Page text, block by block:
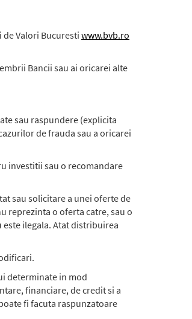
de Valori Bucurestiwww.bvb.ro
Bancii sau ai oricarei alte
sau raspundere (explicita
de frauda sau a oricarei
investitii sau o recomandare
sau solicitare a unei oferte de
reprezinta o oferta catre, sau o
ilegala. Atat distribuirea
determinate in mod
financiare, de credit si a
fi facuta raspunzatoare